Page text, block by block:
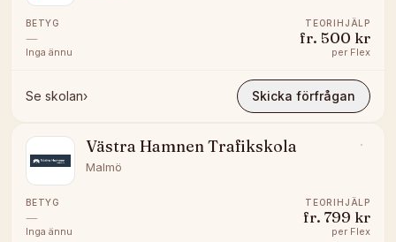
BETYG
—
Inga ännu
TEORIHJÄLP
fr. 500 kr
per Flex
Se skolan› Skicka förfrågan
Västra Hamnen Trafikskola
Malmö
BETYG
—
Inga ännu
TEORIHJÄLP
fr. 799 kr
per Flex